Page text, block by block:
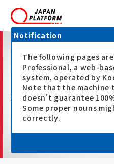
最新情報
Notification
The following pages
Professional, a web-
system, operated by
Note that the machine
doesn't guarantee
Some proper nouns
correctly.